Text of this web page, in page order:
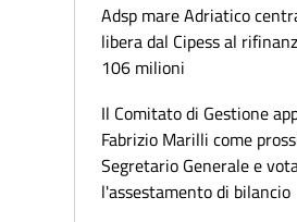
Adsp mare Adriatico
libera dal Cipess al
106 milioni
Il Comitato di Gestione
Fabrizio Marilli come
Segretario Generale e
l'assestamento di bilancio